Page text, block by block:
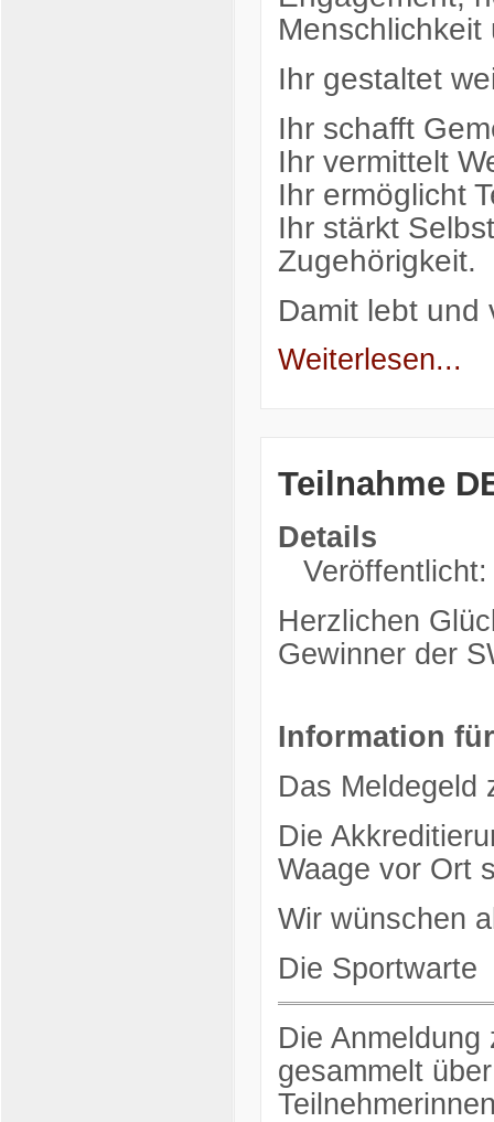
Ihr gestaltet
Ihr schafft
Ihr vermittelt
Ihr ermöglicht
Ihr stärkt
Zugehörigkeit.
Damit lebt
Weiterlesen...
Teilnahme
Details
Herzlichen
Gewinner der
Information
Das Meldegeld
Die
Waage vor Ort
Wir wünschen
Die Sportwarte
Die
gesammelt